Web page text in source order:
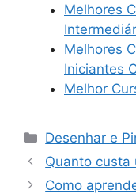
Melhores
Melhores
Iniciantes
Melhor
Categorias
Desenhar e
Quanto custa
Como